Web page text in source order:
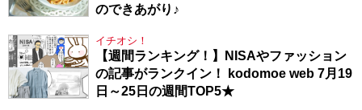
のできあがり♪
イチオシ！
【週間ランキング！】NISAやファッション
の記事がランクイン！ kodomoe web 7月19
日～25日の週間TOP5★